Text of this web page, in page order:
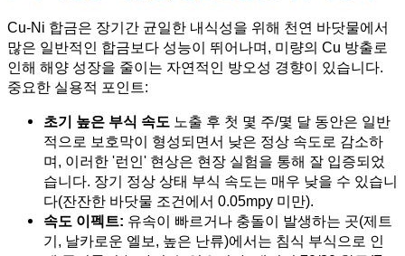
Cu-Ni 합금은 장기간 균일한 내식성을 위해 천연 바닷물에서
많은 일반적인 합금보다 성능이 뛰어나며, 미량의 Cu 방출로
인해 해양 성장을 줄이는 자연적인 방오성 경향이 있습니다.
중요한 실용적 포인트:
초기 높은 부식 속도 노출 후 첫 몇 주/몇 달 동안은 일반
적으로 보호막이 형성되면서 낮은 정상 속도로 감소하
며, 이러한 '런인' 현상은 현장 실험을 통해 잘 입증되었
습니다. 장기 정상 상태 부식 속도는 매우 낮을 수 있습니
다(잔잔한 바닷물 조건에서 0.05mpy 미만).
속도 이펙트: 유속이 빠르거나 충돌이 발생하는 곳(제트
기, 날카로운 엘보, 높은 난류)에서는 침식 부식으로 인